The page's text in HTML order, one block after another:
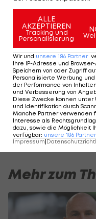
Saison hat mich
aller hier im Klub
Klubaussendung.
HIGHLIGHTS: LASK -
Fußball - Frauen-
Mehr zum
ALLE
AKZEPTIEREN
Tracking und
Personalisierung
Wir und unsere 186 Partner
Ihre IP-Adresse und
Speichern von oder Zugriff
Personalisierte Werbung
der Performance von
und Verbesserung von
Diese Zwecke können unter
und Identifikation durch
Manche Partner verwenden
Interesse als
dazu, sowie die Möglichkeit
verfügbar: unsere 186 Partner
Impressum|